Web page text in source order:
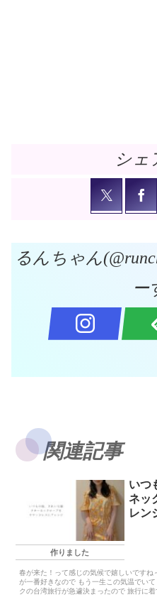
シェ
るんちゃん
ー
関連記事
作りました
いつ
ネッ
レン
春が来た！って感じの気候で嬉しいです
が一番好きなので もう一生この気温でい
クの台湾旅行が急遽決まったので 旅行に